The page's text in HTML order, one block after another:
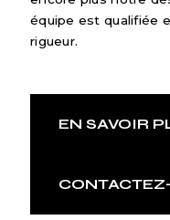
équipe est qualifiée
rigueur.
EN SAVOIR